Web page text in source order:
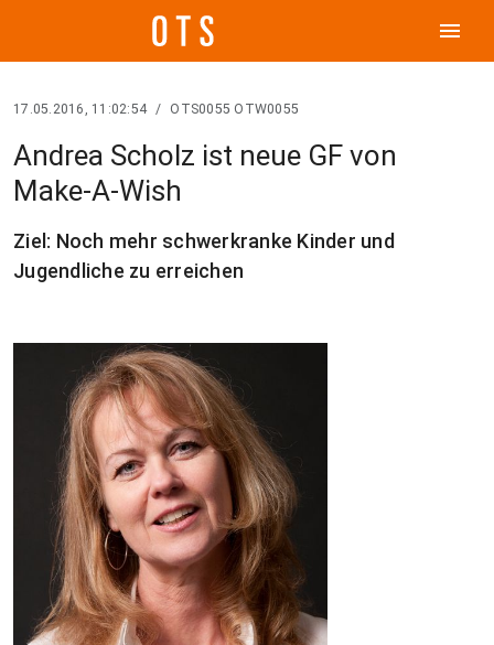
menu
17.05.2016, 11:02:54 / OTS0055 OTW0055
Andrea Scholz ist neue GF von
Make-A-Wish
Ziel: Noch mehr schwerkranke Kinder und
Jugendliche zu erreichen